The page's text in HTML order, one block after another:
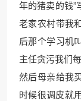
年的猪卖的钱”
老家农村带我
后那个学习机
主任贪污我们
然后母亲给我
时候很调皮就